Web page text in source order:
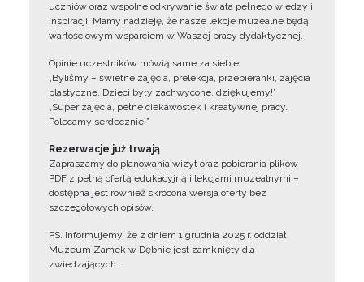
uczniów oraz wspólne odkrywanie świata pełnego wiedzy i
inspiracji. Mamy nadzieję, że nasze lekcje muzealne będą
wartościowym wsparciem w Waszej pracy dydaktycznej.
Opinie uczestników mówią same za siebie:
„Byliśmy – świetne zajęcia, prelekcja, przebieranki, zajęcia
plastyczne. Dzieci były zachwycone, dziękujemy!”
„Super zajęcia, pełne ciekawostek i kreatywnej pracy.
Polecamy serdecznie!”
Rezerwacje już trwają
Zapraszamy do planowania wizyt oraz pobierania plików
PDF z pełną ofertą edukacyjną i lekcjami muzealnymi –
dostępna jest również skrócona wersja oferty bez
szczegółowych opisów.
PS. Informujemy, że z dniem 1 grudnia 2025 r. oddział
Muzeum Zamek w Dębnie jest zamknięty dla
zwiedzających.